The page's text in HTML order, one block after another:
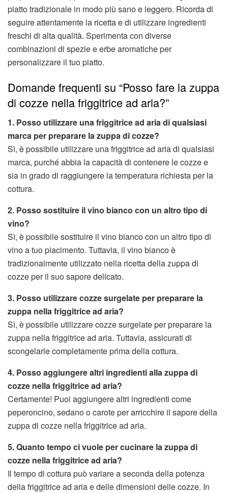
piatto tradizionale in modo più sano e leggero. Ricorda di
seguire attentamente la ricetta e di utilizzare ingredienti
freschi di alta qualità. Sperimenta con diverse
combinazioni di spezie e erbe aromatiche per
personalizzare il tuo piatto.
Domande frequenti su “Posso fare la zuppa
di cozze nella friggitrice ad aria?”
1. Posso utilizzare una friggitrice ad aria di qualsiasi
marca per preparare la zuppa di cozze?
Sì, è possibile utilizzare una friggitrice ad aria di qualsiasi
marca, purché abbia la capacità di contenere le cozze e
sia in grado di raggiungere la temperatura richiesta per la
cottura.
2. Posso sostituire il vino bianco con un altro tipo di
vino?
Sì, è possibile sostituire il vino bianco con un altro tipo di
vino a tuo piacimento. Tuttavia, il vino bianco è
tradizionalmente utilizzato nella ricetta della zuppa di
cozze per il suo sapore delicato.
3. Posso utilizzare cozze surgelate per preparare la
zuppa nella friggitrice ad aria?
Sì, è possibile utilizzare cozze surgelate per preparare la
zuppa nella friggitrice ad aria. Tuttavia, assicurati di
scongelarle completamente prima della cottura.
4. Posso aggiungere altri ingredienti alla zuppa di
cozze nella friggitrice ad aria?
Certamente! Puoi aggiungere altri ingredienti come
peperoncino, sedano o carote per arricchire il sapore della
zuppa di cozze nella friggitrice ad aria.
5. Quanto tempo ci vuole per cucinare la zuppa di
cozze nella friggitrice ad aria?
Il tempo di cottura può variare a seconda della potenza
della friggitrice ad aria e delle dimensioni delle cozze. In